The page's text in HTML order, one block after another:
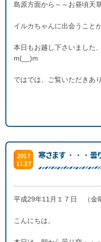
島原方面から～～お昼頃天
イルカちゃんに出会うこと
本日もお越し下さいました
m(__)m
ではでは、ご覧いただきあ
2017
11.17
寒さます・・・曇
平成29年11月１７日 （金
こんにちは。